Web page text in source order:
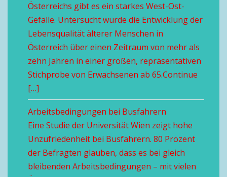
Österreichs gibt es ein starkes West-Ost-
Gefälle. Untersucht wurde die Entwicklung der
Lebensqualität älterer Menschen in
Österreich über einen Zeitraum von mehr als
zehn Jahren in einer großen, repräsentativen
Stichprobe von Erwachsenen ab 65.Continue
[…]
Arbeitsbedingungen bei Busfahrern
Eine Studie der Universität Wien zeigt hohe
Unzufriedenheit bei Busfahrern. 80 Prozent
der Befragten glauben, dass es bei gleich
bleibenden Arbeitsbedingungen – mit vielen